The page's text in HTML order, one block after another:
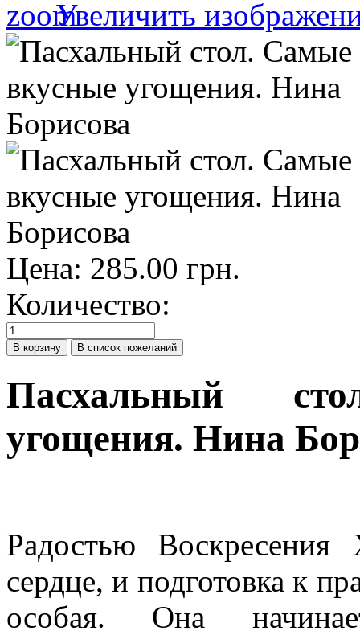
Увеличить
Цена: 285.00 грн.
Количество:
Пасхальный
угощения. Нина
Радостью Воскресения
сердце, и подготовка к
особая. Она